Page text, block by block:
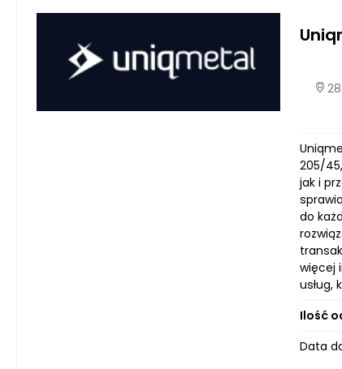
205/
jak i
do
więcej
usług,
Ilość
Data